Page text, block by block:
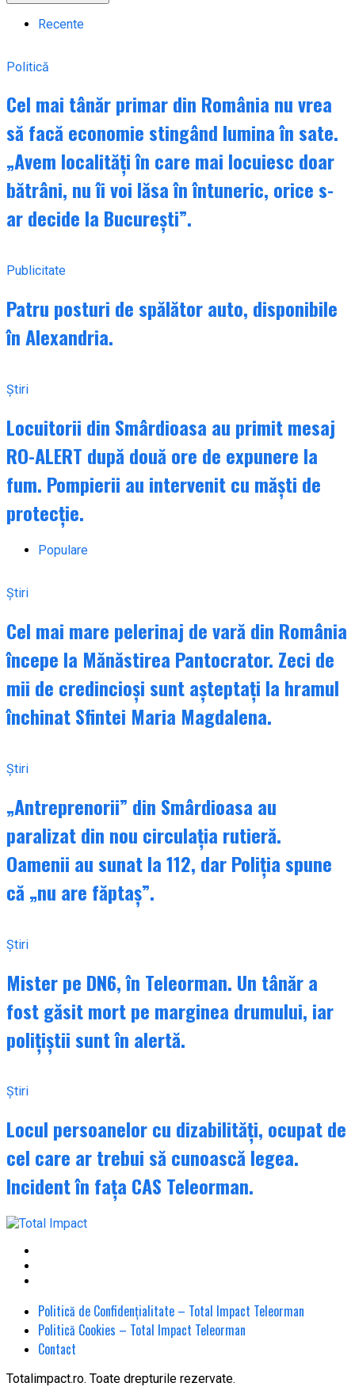
Recente
Politică
Cel mai tânăr primar din România nu vrea
să facă economie stingând lumina în sate.
„Avem localități în care mai locuiesc doar
bătrâni, nu îi voi lăsa în întuneric, orice s-
ar decide la București”.
Publicitate
Patru posturi de spălător auto, disponibile
în Alexandria.
Știri
Locuitorii din Smârdioasa au primit mesaj
RO-ALERT după două ore de expunere la
fum. Pompierii au intervenit cu măști de
protecție.
Populare
Știri
Cel mai mare pelerinaj de vară din România
începe la Mănăstirea Pantocrator. Zeci de
mii de credincioși sunt așteptați la hramul
închinat Sfintei Maria Magdalena.
Știri
„Antreprenorii” din Smârdioasa au
paralizat din nou circulația rutieră.
Oamenii au sunat la 112, dar Poliția spune
că „nu are făptaș”.
Știri
Mister pe DN6, în Teleorman. Un tânăr a
fost găsit mort pe marginea drumului, iar
polițiștii sunt în alertă.
Știri
Locul persoanelor cu dizabilități, ocupat de
cel care ar trebui să cunoască legea.
Incident în fața CAS Teleorman.
Politică de Confidențialitate – Total Impact Teleorman
Politică Cookies – Total Impact Teleorman
Contact
Totalimpact.ro. Toate drepturile rezervate.